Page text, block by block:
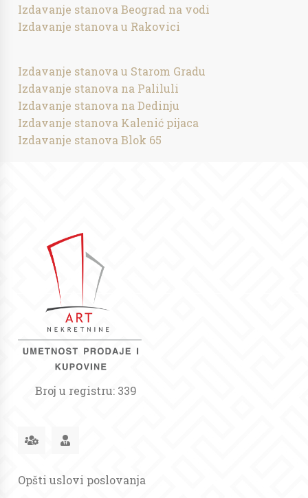
Izdavanje stanova Beograd na vodi
Izdavanje stanova u Rakovici
Izdavanje stanova u Starom Gradu
Izdavanje stanova na Paliluli
Izdavanje stanova na Dedinju
Izdavanje stanova Kalenić pijaca
Izdavanje stanova Blok 65
Broj u registru: 339
Opšti uslovi poslovanja